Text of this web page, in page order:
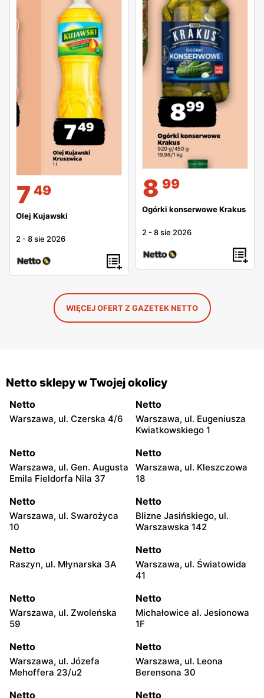
7 49
Olej Kujawski
2 -8 sie 2026
8 99
Ogórki konserwowe Krakus
2 -8 sie 2026
WIĘCEJ OFERT Z GAZETEK NETTO
Netto sklepy w Twojej okolicy
Netto
Warszawa, ul. Czerska 4/6
Netto
Warszawa, ul. Eugeniusza
Kwiatkowskiego 1
Netto
Warszawa, ul. Gen. Augusta
Emila Fieldorfa Nila 37
Netto
Warszawa, ul. Kleszczowa
18
Netto
Warszawa, ul. Swarożyca
10
Netto
Blizne Jasińskiego, ul.
Warszawska 142
Netto
Raszyn, ul. Młynarska 3A
Netto
Warszawa, ul. Światowida
41
Netto
Warszawa, ul. Zwoleńska
59
Netto
Michałowice al. Jesionowa
1F
Netto
Warszawa, ul. Józefa
Mehoffera 23/u2
Netto
Warszawa, ul. Leona
Berensona 30
Netto Netto